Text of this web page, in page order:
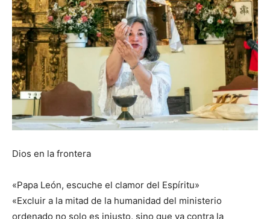
Dios en la frontera
«Papa León, escuche el clamor del Espíritu»
«Excluir a la mitad de la humanidad del ministerio
ordenado no solo es injusto, sino que va contra la